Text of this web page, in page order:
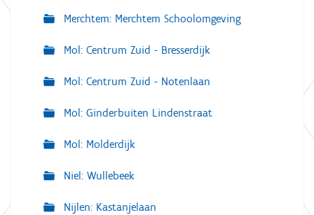
Merchtem: Merchtem Schoolomgeving
Mol: Centrum Zuid - Bresserdijk
Mol: Centrum Zuid - Notenlaan
Mol: Ginderbuiten Lindenstraat
Mol: Molderdijk
Niel: Wullebeek
Nijlen: Kastanjelaan